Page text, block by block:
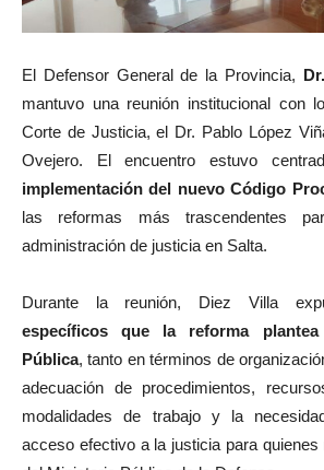
El Defensor General de la Provincia,
mantuvo una reunión institucional con
Corte de Justicia, el Dr. Pablo López
Ovejero. El encuentro estuvo
implementación del nuevo Código
las reformas más trascendentes
administración de justicia en Salta.
Durante la reunión, Diez Villa
específicos que la reforma
Pública, tanto en términos de
adecuación de procedimientos,
modalidades de trabajo y la
acceso efectivo a la justicia para quienes